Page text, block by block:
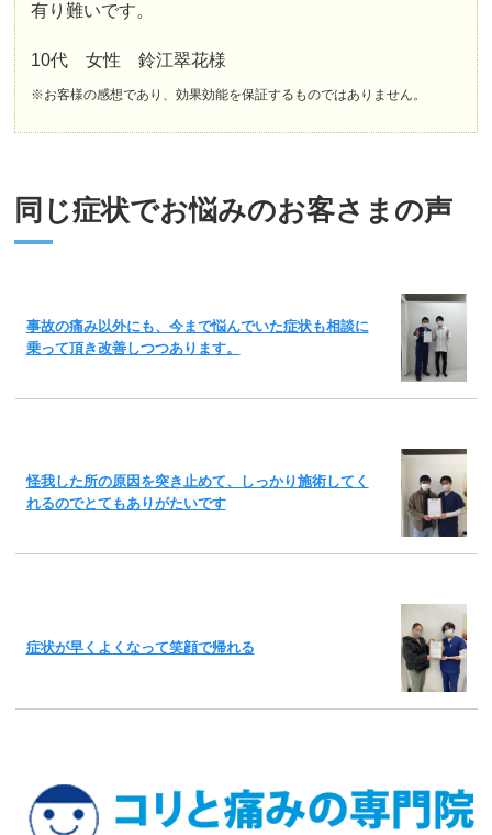
有り難いです。
10代 女性 鈴江翠花様
※お客様の感想であり、効果効能を保証するものではありません。
同じ症状でお悩みのお客さまの声
事故の痛み以外にも、今まで悩んでいた症状も相談に
乗って頂き改善しつつあります。
怪我した所の原因を突き止めて、しっかり施術してく
れるのでとてもありがたいです
症状が早くよくなって笑顔で帰れる